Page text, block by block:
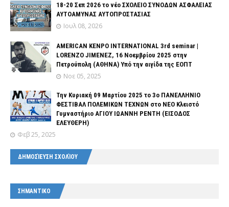
18-20 Σεπ 2026 το νέο ΣΧΟΛΕΙΟ ΣΥΝΟΔΩΝ ΑΣΦΑΛΕΙΑΣ
ΑΥΤΟΑΜΥΝΑΣ ΑΥΤΟΠΡΟΣΤΑΣΙΑΣ
Ιουλ 08, 2026
AMERICAN KENPO INTERNATIONAL 3rd seminar |
LORENZO JIMENEZ, 16 Νοεμβρίου 2025 στην
Πετρούπολη (ΑΘΗΝΑ) Υπό την αιγίδα της ΕΟΠΤ
Νοε 05, 2025
Την Κυριακή 09 Μαρτίου 2025 το 3ο ΠΑΝΕΛΛΗΝΙΟ
ΦΕΣΤΙΒΑΛ ΠΟΛΕΜΙΚΩΝ ΤΕΧΝΩΝ στο ΝΕΟ Κλειστό
Γυμναστήριο ΑΓΙΟΥ ΙΩΑΝΝΗ ΡΕΝΤΗ (ΕΙΣΟΔΟΣ
ΕΛΕΥΘΕΡΗ)
Φεβ 25, 2025
ΔΗΜΟΣΊΕΥΣΗ ΣΧΟΛΊΟΥ
ΣΗΜΑΝΤΙΚΟ